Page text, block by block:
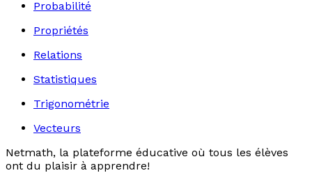
Probabilité
Propriétés
Relations
Statistiques
Trigonométrie
Vecteurs
Netmath, la plateforme éducative où tous les élèves
ont du plaisir à apprendre!